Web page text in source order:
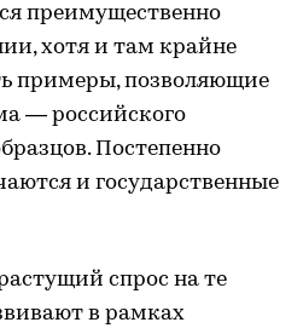
преимущественно
хотя и там крайне
примеры, позволяющие
— российского
Постепенно
и государственные
спрос на те
в рамках